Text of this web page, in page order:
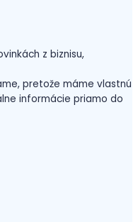
z biznisu,
pretože máme vlastnú
informácie priamo do